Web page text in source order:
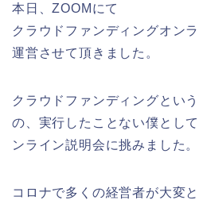
本日、ZOOMにて
クラウドファンディングオン
運営させて頂きました。
クラウドファンディングとい
の、実行したことない僕とし
ンライン説明会に挑みました。
コロナで多くの経営者が大変